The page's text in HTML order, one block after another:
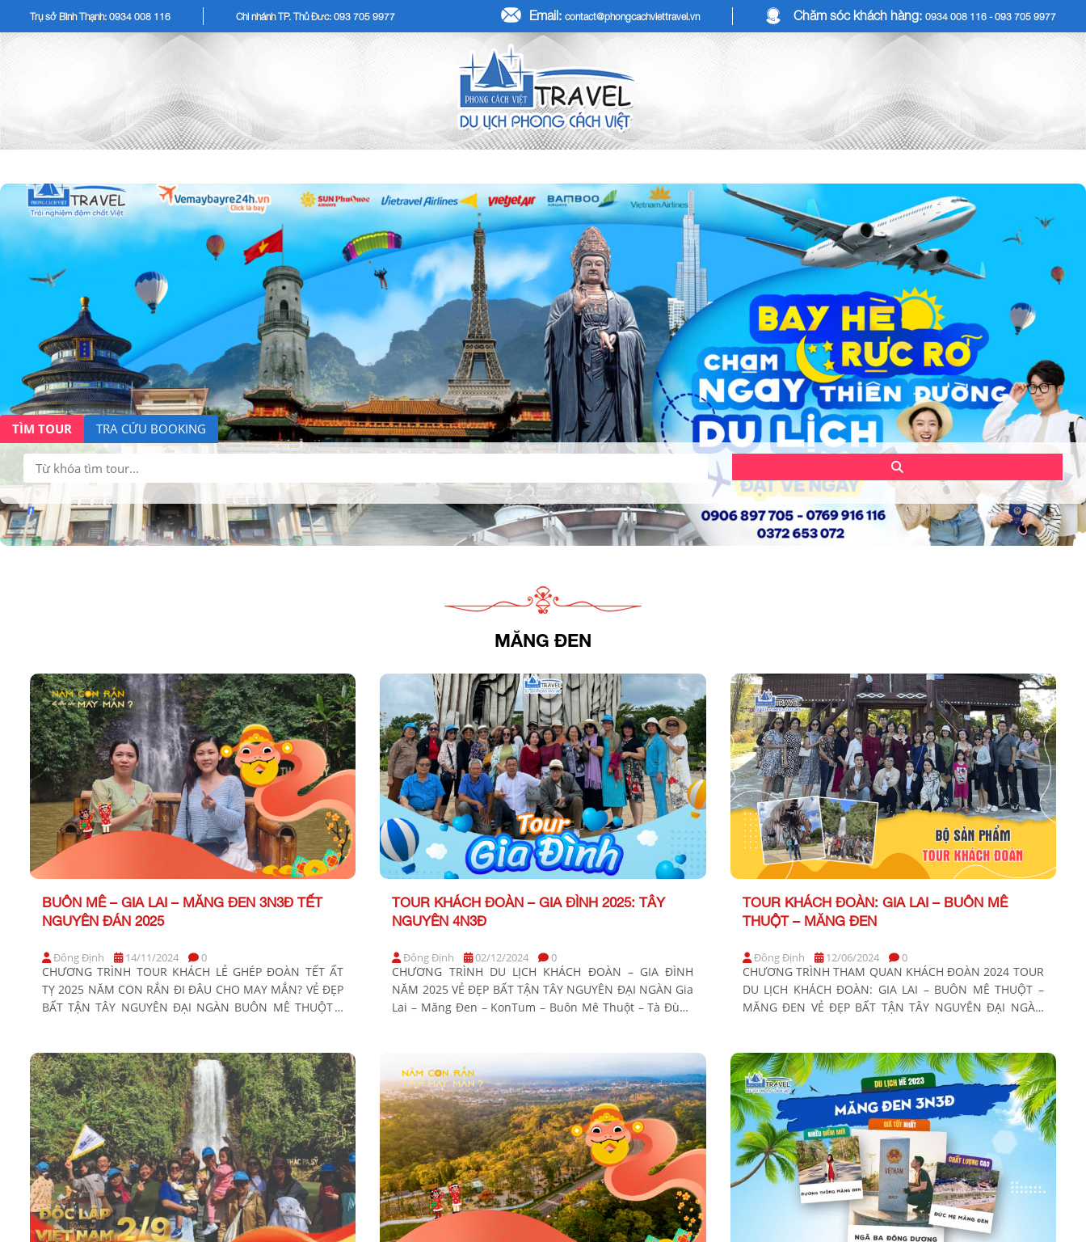
Trụ sở Bình Thạnh: 0934 008 116 Chi nhánh TP. Thủ Đức: 093 705 9977 Email: contact@phongcachviettravel.vn Chăm sóc khách hàng: 0934 008 116 - 093 705 9977
TÌM TOUR TRA CỨU BOOKING
Tìm
kiếm:
MĂNG ĐEN
BUÔN MÊ – GIA LAI – MĂNG ĐEN 3N3Đ TẾT
NGUYÊN ĐÁN 2025
Đông Định 14/11/2024 0
CHƯƠNG TRÌNH TOUR KHÁCH LẺ GHÉP ĐOÀN TẾT ẤT
TỴ 2025 NĂM CON RẮN ĐI ĐÂU CHO MAY MẮN? VẺ ĐẸP
BẤT TẬN TÂY NGUYÊN ĐẠI NGÀN BUÔN MÊ THUỘT –
29,30,31/01 […]
TOUR KHÁCH ĐOÀN – GIA ĐÌNH 2025: TÂY
NGUYÊN 4N3Đ
Đông Định 02/12/2024 0
CHƯƠNG TRÌNH DU LỊCH KHÁCH ĐOÀN – GIA ĐÌNH
NĂM 2025 VẺ ĐẸP BẤT TẬN TÂY NGUYÊN ĐẠI NGÀN Gia
Lai – Măng Đen – KonTum – Buôn Mê Thuột – Tà Đùng
TOUR KHÁCH ĐOÀN: GIA LAI – BUÔN MÊ
THUỘT – MĂNG ĐEN
Đông Định 12/06/2024 0
CHƯƠNG TRÌNH THAM QUAN KHÁCH ĐOÀN 2024 TOUR
DU LỊCH KHÁCH ĐOÀN: GIA LAI – BUÔN MÊ THUỘT –
MĂNG ĐEN VẺ ĐẸP BẤT TẬN TÂY NGUYÊN ĐẠI NGÀN
HÀNG GIÁ TOUR CƠ BẢN […]